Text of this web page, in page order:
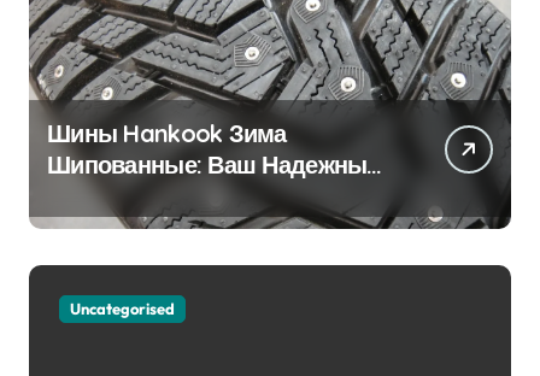
Шины Hankook Зима
Шипованные: Ваш Надежный
Партнёр на Снежных Дорогах
Uncategorised